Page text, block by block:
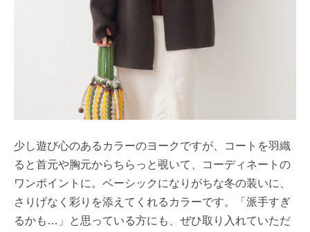
少し遊び心のあるカラーのヨークですが、コートを羽織
ると首元や胸元からちらっと覗いて、コーディネートの
ワンポイントに。ベーシックになりがちな冬の装いに、
さりげなく彩りを添えてくれるカラーです。「派手すぎ
るかも…」と思っている方にも、ぜひ取り入れていただ